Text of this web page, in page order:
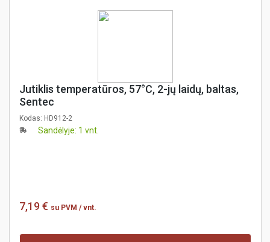
Jutiklis temperatūros, 57°C, 2-jų laidų, baltas,
Sentec
Kodas: HD912-2
Sandėlyje: 1 vnt.
7,19 € su PVM / vnt.